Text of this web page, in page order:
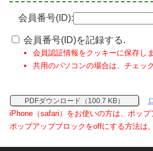
会員番号(ID):
会員番号(ID)を記録する.
会員認証情報をクッキーに保存し
共用のパソコンの場合は、チェッ
PDFダウンロード（100.7 KB）
iPhone（safari）をお使いの方は、ポッ
ポップアップブロックをoffにする方法は、